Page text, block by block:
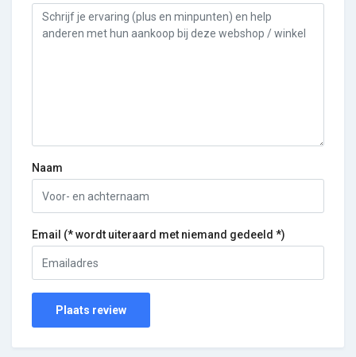
Naam
Email (* wordt uiteraard met niemand gedeeld *)
Plaats review